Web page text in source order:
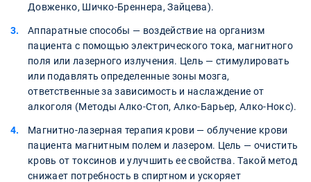
Довженко, Шичко-Бреннера, Зайцева).
Аппаратные способы — воздействие на организм
пациента с помощью электрического тока, магнитного
поля или лазерного излучения. Цель — стимулировать
или подавлять определенные зоны мозга,
ответственные за зависимость и наслаждение от
алкоголя (Методы Алко-Стоп, Алко-Барьер, Алко-Нокс).
Магнитно-лазерная терапия крови — облучение крови
пациента магнитным полем и лазером. Цель — очистить
кровь от токсинов и улучшить ее свойства. Такой метод
снижает потребность в спиртном и ускоряет